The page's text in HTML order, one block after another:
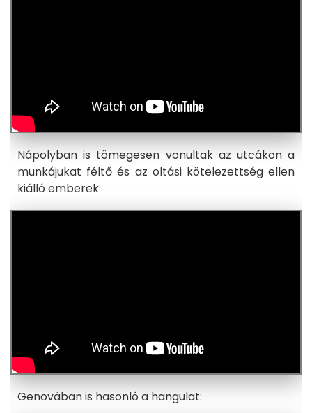
Nápolyban is tömegesen vonultak az utcákon a
munkájukat féltő és az oltási kötelezettség ellen
kiálló emberek
Genovában is hasonló a hangulat: